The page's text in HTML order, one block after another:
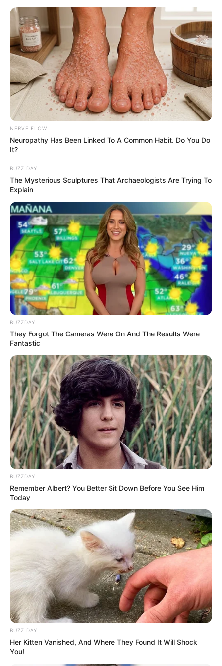
HOME
INSPIRASI
STYLE
FILM &
SERIES
NGAKAK
QUOTES
HYPE
MORE
INSPIRASI
Panjat Tebing: Sejarah, Teknik
NERVE FLOW
Neuropathy Has Been Linked To A Common Habit. Do You Do
It?
BUZZ DAY
The Mysterious Sculptures That Archaeologists Are Trying To
Explain
BUZZDAY
They Forgot The Cameras Were On And The Results Were
Fantastic
BUZZDAY
Remember Albert? You Better Sit Down Before You See Him
Today
BUZZ DAY
Her Kitten Vanished, And Where They Found It Will Shock
You!